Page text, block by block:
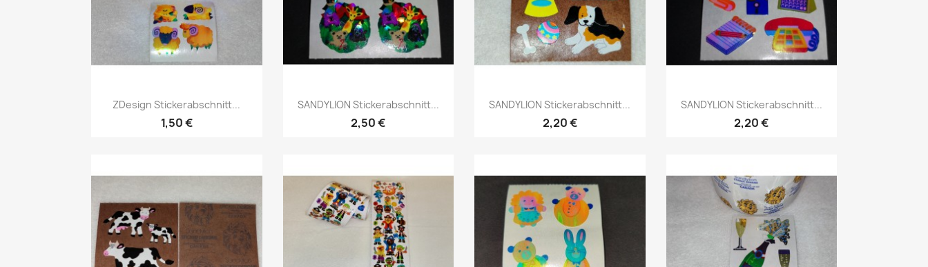
ZDesign Stickerabschnitt...
1,50 €
SANDYLION Stickerabschnitt...
2,50 €
SANDYLION Stickerabschnitt...
2,20 €
SANDYLION Stickerabschnitt...
2,20 €